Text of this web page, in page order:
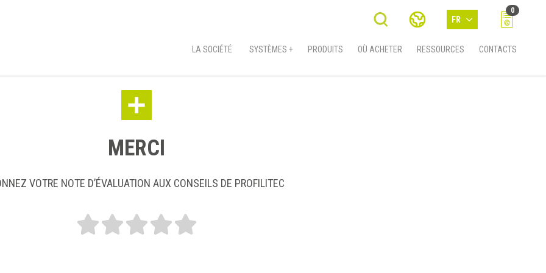
FR
0
LA SOCIÉTÉ SYSTÈMES + PRODUITS OÙ ACHETER RESSOURCES CONTACTS
MERCI
VOTRE NOTE D’ÉVALUATION AUX CONSEILS DE PROFILITEC